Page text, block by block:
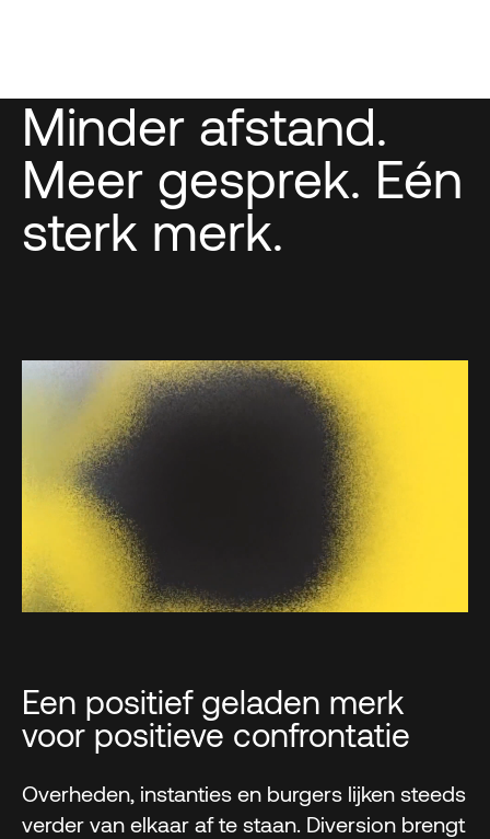
Minder afstand.
Meer gesprek. Eén
sterk merk.
Een positief geladen merk
voor positieve confrontatie
Overheden, instanties en burgers lijken steeds
verder van elkaar af te staan. Diversion brengt